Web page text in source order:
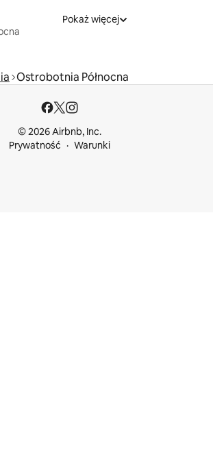
Pokaż więcej
Ostrobotnia Północna
© 2026 Airbnb, Inc.
Prywatność
Warunki